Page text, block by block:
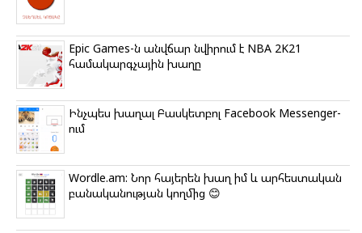
Epic Games-ն անվճար նվիրում է NBA 2K21
համակարգչային խաղը
Ինչպես խաղալ Բասկետբոլ Facebook Messenger-
ում
Wordle.am: Նոր հայերեն խաղ իմ և արհեստական
բանականության կողմից 😊